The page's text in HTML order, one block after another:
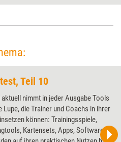
Teil 10
aktuell nimmt in jeder Ausgabe Tools
Lupe, die Trainer und Coachs in ihrer
können: Trainingsspiele,
Kartensets, Apps, Software